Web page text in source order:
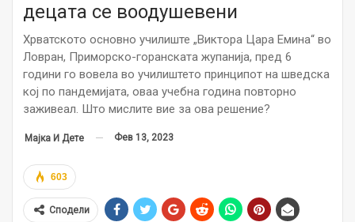
децата се воодушевени
Хрватското основно училиште „Виктора Цара Емина“ во
Ловран, Приморско-горанската жупанија, пред 6
години го вовела во училиштето принципот на шведска
кој по пандемијата, оваа учебна година повторно
заживеал. Што мислите вие за ова решение?
Мајка И Дете Фев 13, 2023
603
Сподели